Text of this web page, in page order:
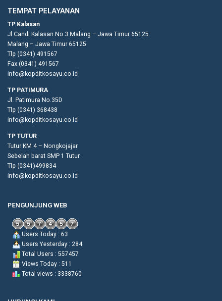
TEMPAT PELAYANAN
TP Kalasan
Jl Candi Kalasan No.3 Malang – Jawa Timur 65125
Malang – Jawa Timur 65125
Tlp (0341) 491567
Fax (0341) 491567
info@kopditkosayu.co.id
TP PATIMURA
Jl. Patimura No.35D
Tlp (0341) 368438
info@kopditkosayu.co.id
TP TUTUR
Tutur KM 4 – Nongkojajar
Sebelah barat SMP 1 Tutur
Tlp (0341)499834
info@kopditkosayu.co.id
PENGUNJUNG WEB
Users Today : 63
Users Yesterday : 284
Total Users : 557457
Views Today : 511
Total views : 3338760